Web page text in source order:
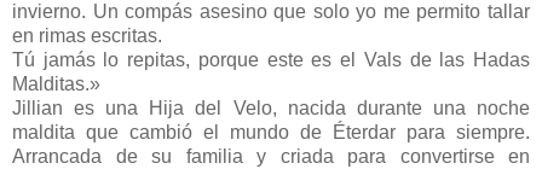
invierno. Un compás asesino que solo yo me permito tallar
en rimas escritas.
Tú jamás lo repitas, porque este es el Vals de las Hadas
Malditas.»
Jillian es una Hija del Velo, nacida durante una noche
maldita que cambió el mundo de Éterdar para siempre.
Arrancada de su familia y criada para convertirse en